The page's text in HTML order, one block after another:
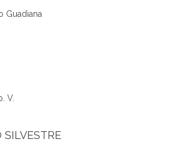
Guadiana
V.
SILVESTRE